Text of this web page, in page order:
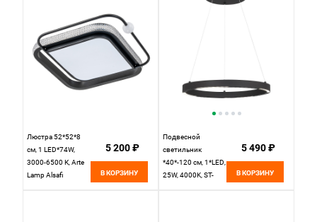
Люстра 52*52*8
см, 1 LED*74W,
3000-6500 К, Arte
Lamp Alsafi
5 200 ₽
В КОРЗИНУ
Подвесной
светильник
*40*-120 см, 1*LED,
25W, 4000K, ST-
5 490 ₽
В КОРЗИНУ